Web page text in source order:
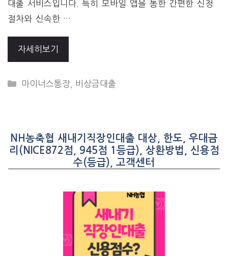
대출 서비스입니다. 특히 모바일 앱을 통한 간편한 신청
절차와 신속한 …
자세히보기
CATEGORIES
마이너스통장 비상금대출
NH농축협 새내기직장인대출 대상, 한도, 우대금
리(NICE872점, 945점 1등급), 상환방법, 신용점
수(등급), 고객센터